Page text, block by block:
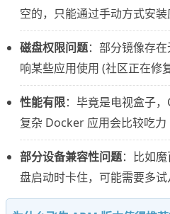
空的，只能通过手动方式安装
磁盘权限问题：部分镜像存
响某些应用使用 (社区正在修
性能有限：毕竟是电视盒子
复杂 Docker 应用会比较吃力
部分设备兼容性问题：比如
盘启动时卡住，可能需要多